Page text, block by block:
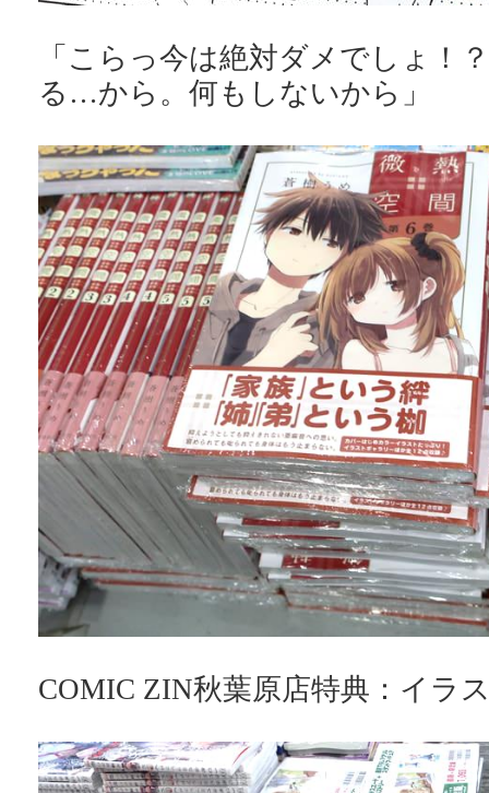
「こらっ今は絶対ダメでしょ！
る…から。何もしないから」
COMIC ZIN秋葉原店特典：イラ